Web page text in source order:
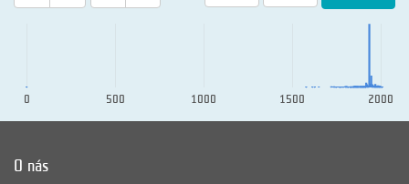
0 500 1000 1500 2000
O nás